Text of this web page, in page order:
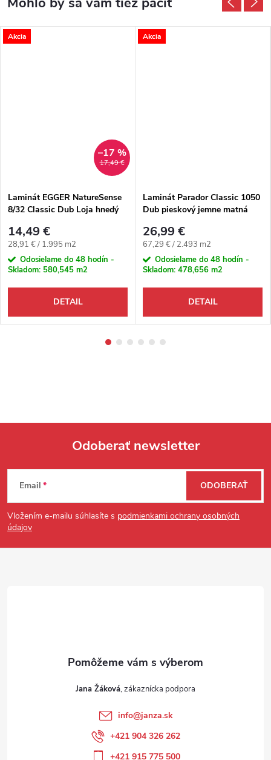
Akcia
17,49 €
–17 %
Laminát EGGER NatureSense
8/32 Classic Dub Loja hnedý
14,49 €
Jednotková cena:
28,91 € / 1.995 m2
Odosielame do 48 hodín -
Skladom: 580,545 m2
DETAIL
Akcia
Laminát Parador Classic 1050
Dub pieskový jemne matná
26,99 €
Jednotková cena:
67,29 € / 2.493 m2
Odosielame do 48 hodín -
Skladom: 478,656 m2
DETAIL
Zápätie
Odoberať newsletter
Email
Vložením e-mailu súhlasíte s podmienkami ochrany osobných
údajov
ODOBERAŤ
Jana Žáková
info@janza.sk
+421 904 326 262
+421 915 775 500